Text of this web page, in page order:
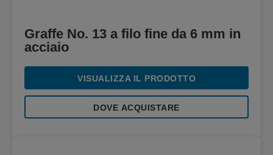
Graffe No. 13 a filo fine da 6 mm in
acciaio
VISUALIZZA IL PRODOTTO
DOVE ACQUISTARE